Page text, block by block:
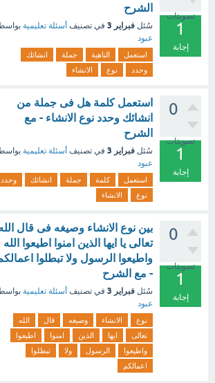
تصويتات
1
إجابة
الشرح
سُئل فبراير 3 في تصنيف أسئلة تعليمية
عبود
استعمل الناهية جملة
انشائك
وحدد
نوع الانشاء
0
تصويتات
1
إجابة
استعمل كلمة هل فى جملة من
انشائك وحدد نوع الانشاء - مع
الشرح
سُئل فبراير 3 في تصنيف أسئلة تعليمية
عبود
استعمل كلمة جملة انشائك
وحدد
نوع
الانشاء
0
تصويتات
1
إجابة
بين نوع الانشاء وصيغه فى قال
تعالى يا ايها الذين امنوا اطيعوا الله
واطيعوا الرسول ولا تبطلوا
- مع الشرح
سُئل فبراير 3 في تصنيف أسئلة تعليمية
عبود
نوع الانشاء وصيغه قال
الله
تعالى
ايها الذين امنوا
اطيعوا
واطيعوا
الرسول ولا
تبطلوا
اعمالكم